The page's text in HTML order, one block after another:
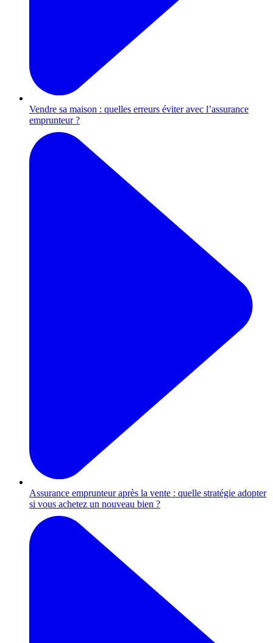
Vendre sa maison : quelles erreurs éviter avec l’assurance
emprunteur ?
Assurance emprunteur après la vente : quelle stratégie adopter
si vous achetez un nouveau bien ?